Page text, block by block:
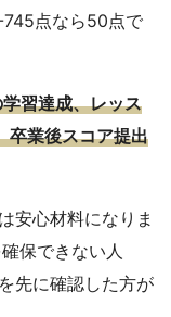
点なら50点で
習達成、レッス
卒業後スコア提出
安心材料になりま
保できない人
先に確認した方が